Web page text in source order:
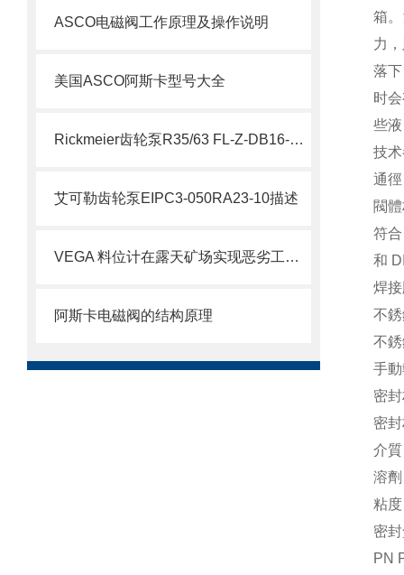
ASCO电磁阀工作原理及操作说明
美国ASCO阿斯卡型号大全
Rickmeier齿轮泵R35/63 FL-Z-DB16-W-SAE2-R为石油系统保驾护航
艾可勒齿轮泵EIPC3-050RA23-10描述
VEGA 料位计在露天矿场实现恶劣工况下的精准测量
阿斯卡电磁阀的结构原理
箱
力
落
时
些
技
通
閥
符
和
焊
不
不
手
密
密
介
溶
粘
密
PN